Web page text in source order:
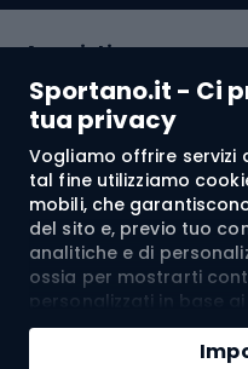
Sportano.it - Ci
tua privacy
Vogliamo offrire servizi
tal fine utilizziamo
mobili, che
del sito e, previo tuo
analitiche e di
ossia per mostrarti
personalizzati in base
l’efficacia. I cookie e
mobili possono essere
Acquisti
Servizio clienti
Regolamento
Chi siamo